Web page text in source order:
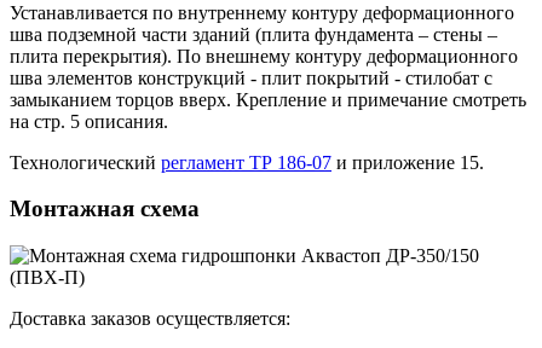
Устанавливается по внутреннему контуру деформационного
шва подземной части зданий (плита фундамента – стены –
плита перекрытия). По внешнему контуру деформационного
шва элементов конструкций - плит покрытий - стилобат с
замыканием торцов вверх. Крепление и примечание смотреть
на стр. 5 описания.
Технологический регламент ТР 186-07 и приложение 15.
Монтажная схема
Доставка заказов осуществляется: